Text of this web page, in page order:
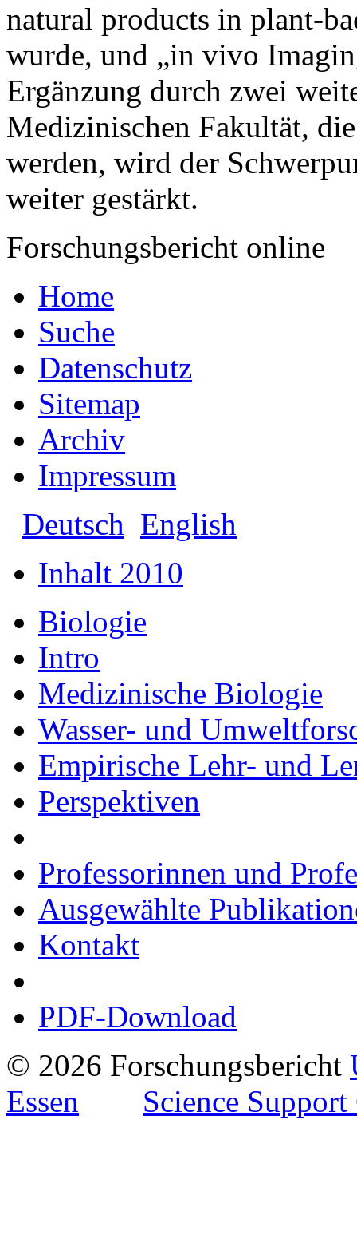
natural products in plant-
wurde, und „in vivo
Ergänzung durch zwei
Medizinischen Fakultät,
werden, wird der
weiter gestärkt.
Forschungsbericht online
Home
Suche
Datenschutz
Sitemap
Archiv
Impressum
Deutsch English
Inhalt 2010
Biologie
Intro
Medizinische Biologie
Wasser- und
Empirische Lehr- und
Perspektiven
Professorinnen und
Ausgewählte
Kontakt
PDF-Download
© 2026 Forschungsbericht
Essen
Science